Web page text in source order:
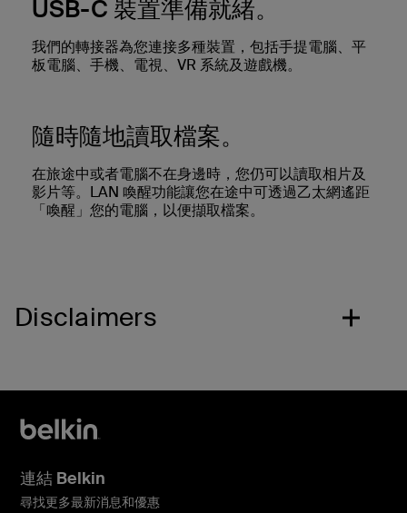
USB-C 裝置準備就緒。
我們的轉接器為您連接多種裝置，包括手提電腦、平
板電腦、手機、電視、VR 系統及遊戲機。
隨時隨地讀取檔案。
在旅途中或者電腦不在身邊時，您仍可以讀取相片及
影片等。LAN 喚醒功能讓您在途中可透過乙太網遙距
「喚醒」您的電腦，以便擷取檔案。
Disclaimers
連結 Belkin
尋找更多最新消息和優惠